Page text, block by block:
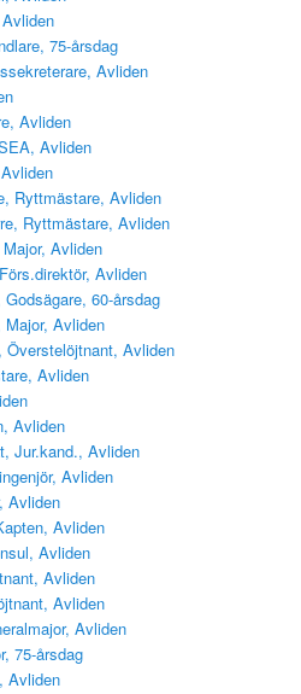
75-årsdag
Avliden
Avliden
Avliden
Ryttmästare, Avliden
Ryttmästare, Avliden
Avliden
Avliden
60-årsdag
Major, Avliden
Överstelöjtnant, Avliden
Avliden
Avliden
Jur.kand., Avliden
Avliden
Avliden
Avliden
Avliden
Avliden
Avliden
Avliden
75-årsdag
Avliden